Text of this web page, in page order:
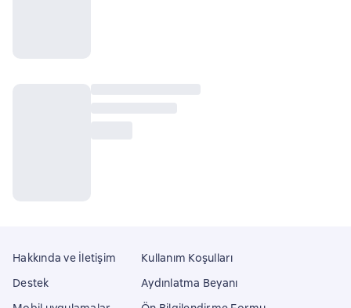
Hakkında ve İletişim
Destek
Kullanım Koşulları
Aydınlatma Beyanı